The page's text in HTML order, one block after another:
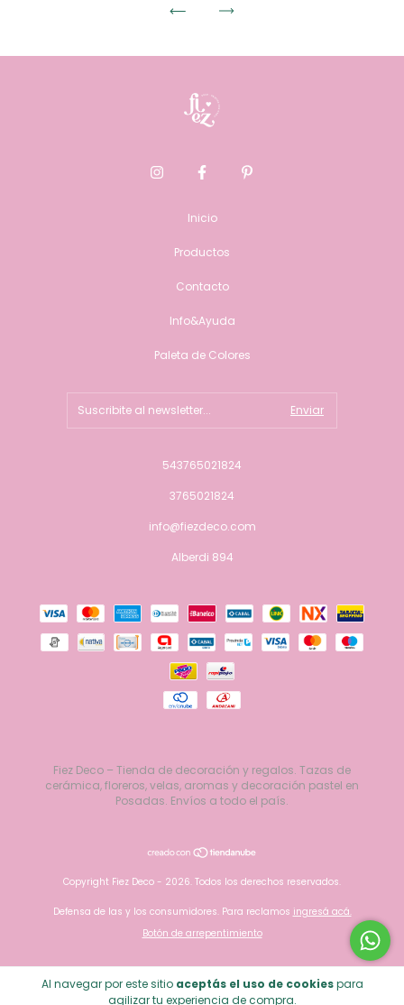
Al navegar por este sitio aceptás el uso de cookiespara
agilizar tu experiencia de compra.
Inicio
Productos
Contacto
Info&Ayuda
Paleta de Colores
543765021824
3765021824
info@fiezdeco.com
Alberdi 894
Fiez Deco – Tienda de decoración y regalos. Tazas de
cerámica, floreros, velas, aromas y decoración pastel en
Posadas. Envíos a todo el país.
Copyright Fiez Deco - 2026. Todos los derechos reservados.
Defensa de las y los consumidores. Para reclamos ingresá acá.
Botón de arrepentimiento